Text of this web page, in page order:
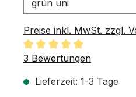
Preise inkl. MwSt. zzgl.
Durchschnittliche
3 Bewertungen
Lieferzeit: 1-3 Tage